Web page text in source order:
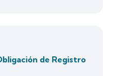
de Registro